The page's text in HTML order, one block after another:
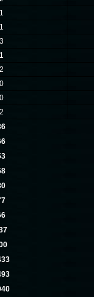
1
1
3
1
2
0
0
2